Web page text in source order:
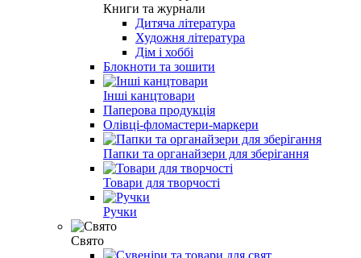
Книги та журнали
Дитяча література
Художня література
Дім і хоббі
Блокноти та зошити
Інші канцтовари
Паперова продукція
Олівці-фломастери-маркери
Папки та органайзери для зберігання
Товари для творчості
Ручки
Свято